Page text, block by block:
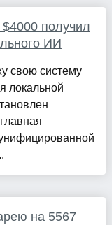
получил
ИИ
свою систему
локальной
на 5567